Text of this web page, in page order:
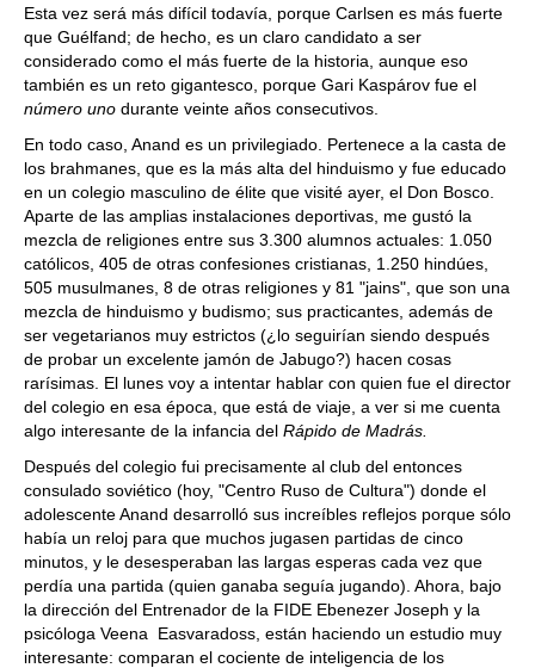
Esta vez será más difícil todavía, porque Carlsen es más fuerte
que Guélfand; de hecho, es un claro candidato a ser
considerado como el más fuerte de la historia, aunque eso
también es un reto gigantesco, porque Gari Kaspárov fue el
número uno durante veinte años consecutivos.
En todo caso, Anand es un privilegiado. Pertenece a la casta de
los brahmanes, que es la más alta del hinduismo y fue educado
en un colegio masculino de élite que visité ayer, el Don Bosco.
Aparte de las amplias instalaciones deportivas, me gustó la
mezcla de religiones entre sus 3.300 alumnos actuales: 1.050
católicos, 405 de otras confesiones cristianas, 1.250 hindúes,
505 musulmanes, 8 de otras religiones y 81 "jains", que son una
mezcla de hinduismo y budismo; sus practicantes, además de
ser vegetarianos muy estrictos (¿lo seguirían siendo después
de probar un excelente jamón de Jabugo?) hacen cosas
rarísimas. El lunes voy a intentar hablar con quien fue el director
del colegio en esa época, que está de viaje, a ver si me cuenta
algo interesante de la infancia del Rápido de Madrás.
Después del colegio fui precisamente al club del entonces
consulado soviético (hoy, "Centro Ruso de Cultura") donde el
adolescente Anand desarrolló sus increíbles reflejos porque sólo
había un reloj para que muchos jugasen partidas de cinco
minutos, y le desesperaban las largas esperas cada vez que
perdía una partida (quien ganaba seguía jugando). Ahora, bajo
la dirección del Entrenador de la FIDE Ebenezer Joseph y la
psicóloga Veena Easvaradoss, están haciendo un estudio muy
interesante: comparan el cociente de inteligencia de los